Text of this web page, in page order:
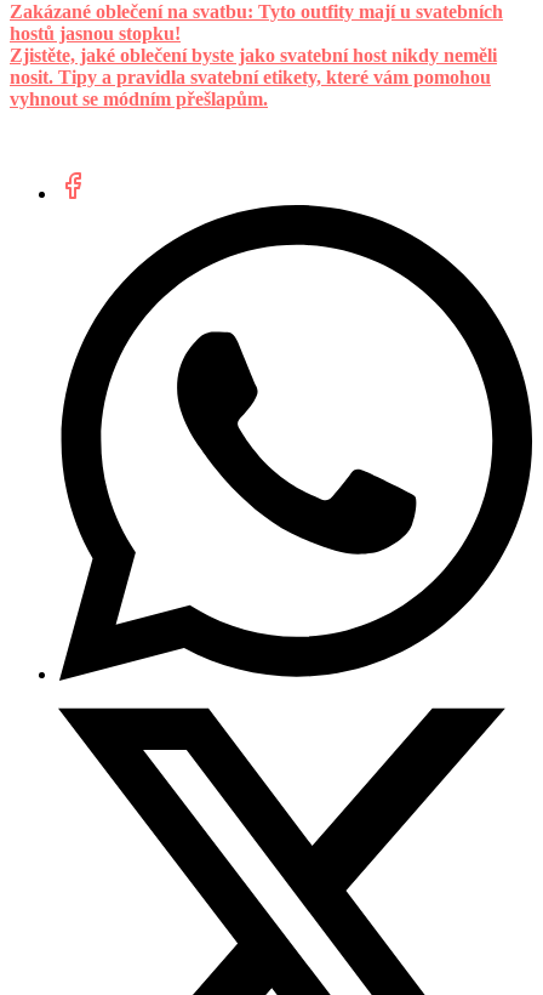
Zakázané oblečení na svatbu: Tyto outfity mají u svatebních
hostů jasnou stopku!
Zjistěte, jaké oblečení byste jako svatební host nikdy neměli
nosit. Tipy a pravidla svatební etikety, které vám pomohou
vyhnout se módním přešlapům.